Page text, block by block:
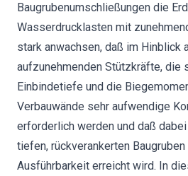
Baugrubenumschließungen die
Wasserdrucklasten mit
stark anwachsen, daß im Hinblick
aufzunehmenden Stützkräfte, die
Einbindetiefe und die
Verbauwände sehr aufwendige
erforderlich werden und daß
tiefen, rückverankerten
Ausführbarkeit erreicht wird. In